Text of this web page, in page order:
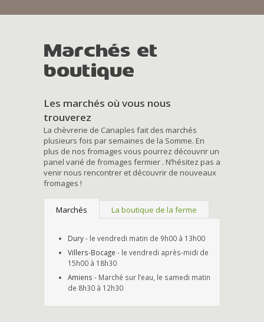
Marchés et
boutique
Les marchés où vous nous
trouverez
La chèvrerie de Canaples fait des marchés
plusieurs fois par semaines de la Somme. En
plus de nos fromages vous pourrez découvrir un
panel varié de fromages fermier . N’hésitez pas a
venir nous rencontrer et découvrir de nouveaux
fromages !
Marchés La boutique de la ferme
Dury- le vendredi matin de 9h00 à 13h00
Villers-Bocage - le vendredi après-midi de
15h00 à 18h30
Amiens - Marché sur l’eau, le samedi matin
de 8h30 à 12h30